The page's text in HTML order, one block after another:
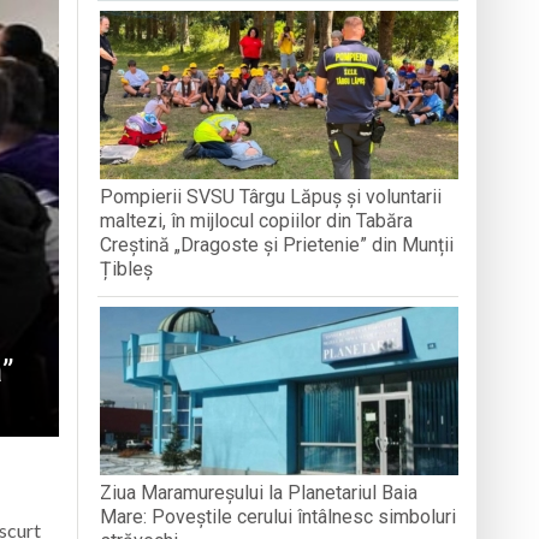
Baia Mare
Târgu Lăpuș
Pompierii SVSU Târgu Lăpuș și voluntarii
maltezi, în mijlocul copiilor din Tabăra
Creștină „Dragoste și Prietenie” din Munții
Țibleș
Ziua Maramureșului la Planetariul Baia
Mare: Poveștile cerului întâlnesc simboluri